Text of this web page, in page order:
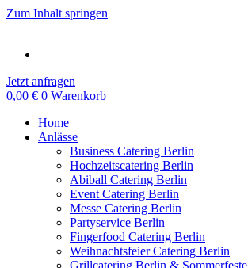
Zum Inhalt springen
Jetzt anfragen
0,00 € 0 Warenkorb
Home
Anlässe
Business Catering Berlin
Hochzeitscatering Berlin
Abiball Catering Berlin
Event Catering Berlin
Messe Catering Berlin
Partyservice Berlin
Fingerfood Catering Berlin
Weihnachtsfeier Catering Berlin
Grillcatering Berlin & Sommerfeste